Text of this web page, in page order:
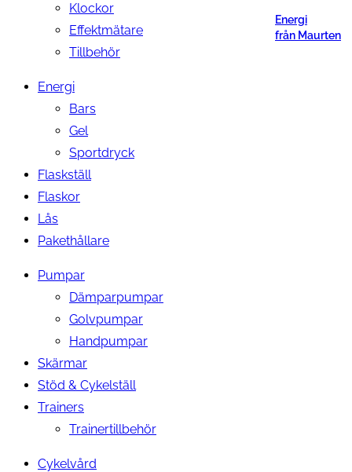
Klockor
Effektmätare
Tillbehör
Energi
Bars
Gel
Sportdryck
Flaskställ
Flaskor
Lås
Pakethållare
Pumpar
Dämparpumpar
Golvpumpar
Handpumpar
Skärmar
Stöd & Cykelställ
Trainers
Trainertillbehör
Cykelvård
Energi
från Maurten